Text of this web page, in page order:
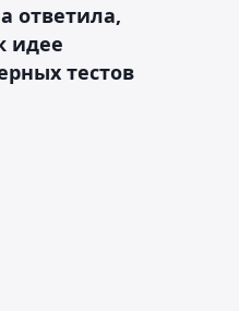
ответила,
идее
тестов